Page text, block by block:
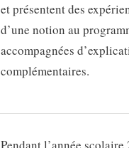
et présentent des
d’une notion au
accompagnées
complémentaires.